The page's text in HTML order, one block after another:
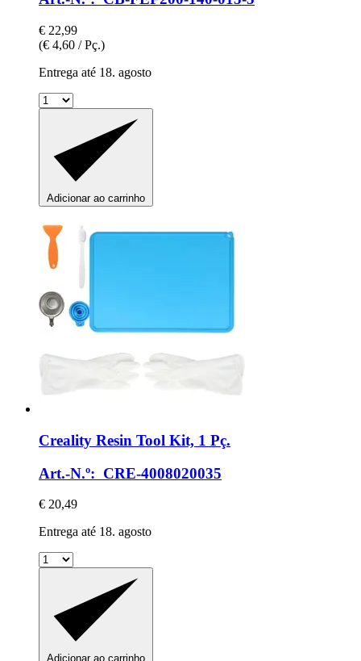
€ 22,99
(€ 4,60 / Pç.)
Entrega até 18. agosto
Adicionar ao carrinho
Creality Resin Tool Kit, 1 Pç.
Art.-N.º: CRE-4008020035
€ 20,49
Entrega até 18. agosto
Adicionar ao carrinho